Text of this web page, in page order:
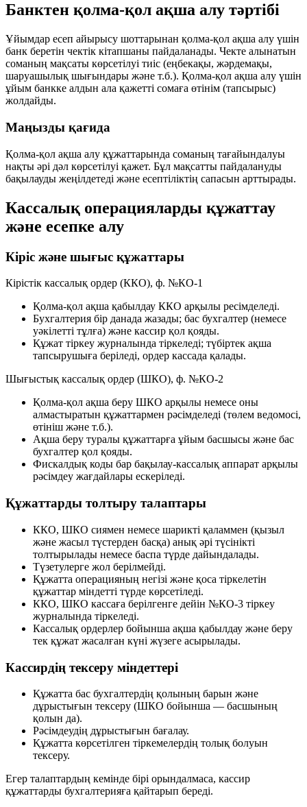
Банктен қолма-қол ақша алу тәртібі
Ұйымдар есеп айырысу шоттарынан қолма-қол ақша алу үшін
банк беретін чектік кітапшаны пайдаланады. Чекте алынатын
соманың мақсаты көрсетілуі тиіс (еңбекақы, жәрдемақы,
шаруашылық шығындары және т.б.). Қолма-қол ақша алу үшін
ұйым банкке алдын ала қажетті сомаға өтінім (тапсырыс)
жолдайды.
Маңызды қағида
Қолма-қол ақша алу құжаттарында соманың тағайындалуы
нақты әрі дәл көрсетілуі қажет. Бұл мақсатты пайдалануды
бақылауды жеңілдетеді және есептіліктің сапасын арттырады.
Кассалық операцияларды құжаттау
және есепке алу
Кіріс және шығыс құжаттары
Кірістік кассалық ордер (ККО), ф. №КО-1
Қолма-қол ақша қабылдау ККО арқылы ресімделеді.
Бухгалтерия бір данада жазады; бас бухгалтер (немесе
уәкілетті тұлға) және кассир қол қояды.
Құжат тіркеу журналында тіркеледі; түбіртек ақша
тапсырушыға беріледі, ордер кассада қалады.
Шығыстық кассалық ордер (ШКО), ф. №КО-2
Қолма-қол ақша беру ШКО арқылы немесе оны
алмастыратын құжаттармен рәсімделеді (төлем ведомосі,
өтініш және т.б.).
Ақша беру туралы құжаттарға ұйым басшысы және бас
бухгалтер қол қояды.
Фискалдық коды бар бақылау-кассалық аппарат арқылы
рәсімдеу жағдайлары ескеріледі.
Құжаттарды толтыру талаптары
ККО, ШКО сиямен немесе шарикті қаламмен (қызыл
және жасыл түстерден басқа) анық әрі түсінікті
толтырылады немесе баспа түрде дайындалады.
Түзетулерге жол берілмейді.
Құжатта операцияның негізі және қоса тіркелетін
құжаттар міндетті түрде көрсетіледі.
ККО, ШКО кассаға берілгенге дейін №КО-3 тіркеу
журналында тіркеледі.
Кассалық ордерлер бойынша ақша қабылдау және беру
тек құжат жасалған күні жүзеге асырылады.
Кассирдің тексеру міндеттері
Құжатта бас бухгалтердің қолының барын және
дұрыстығын тексеру (ШКО бойынша — басшының
қолын да).
Рәсімдеудің дұрыстығын бағалау.
Құжатта көрсетілген тіркемелердің толық болуын
тексеру.
Егер талаптардың кемінде бірі орындалмаса, кассир
құжаттарды бухгалтерияға қайтарып береді.